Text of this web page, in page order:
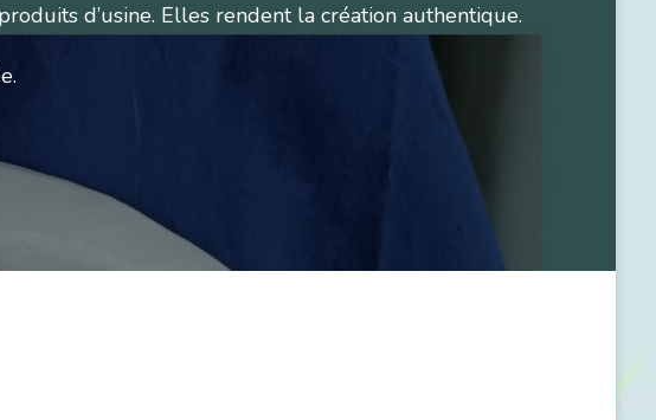
d’usine. Elles rendent la création authentique.